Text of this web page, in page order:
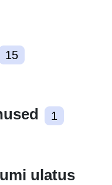
15
1
ulatus